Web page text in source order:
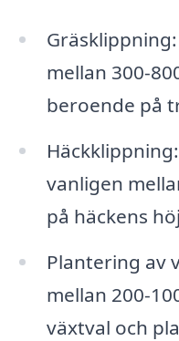
mellan 300-
beroende på
vanligen
på häckens
Plantering av
mellan 200-
växtval och